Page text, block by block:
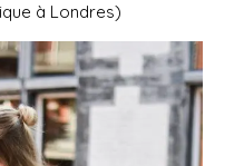
à Londres)